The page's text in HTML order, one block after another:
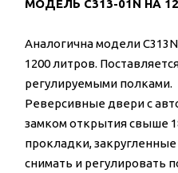
МОДЕЛЬ C313-01N НА
Аналогична модели
1200 литров.
регулируемыми полками.
Реверсивные двери с
замком открытия свыше
прокладки,
снимать и регулировать